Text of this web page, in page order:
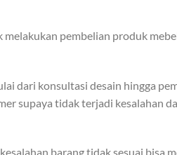
pembelian produk
dari konsultasi desain hingga
supaya tidak terjadi kesalahan
barang tidak sesuai bisa